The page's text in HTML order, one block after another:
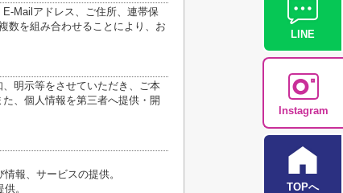
Mailアドレス、ご住所、連帯保
数を組み合わせることにより、お
明示等をさせていただき、ご本
、個人情報を第三者へ提供・開
報、サービスの提供。
。
LINE
Instagram
TOPへ